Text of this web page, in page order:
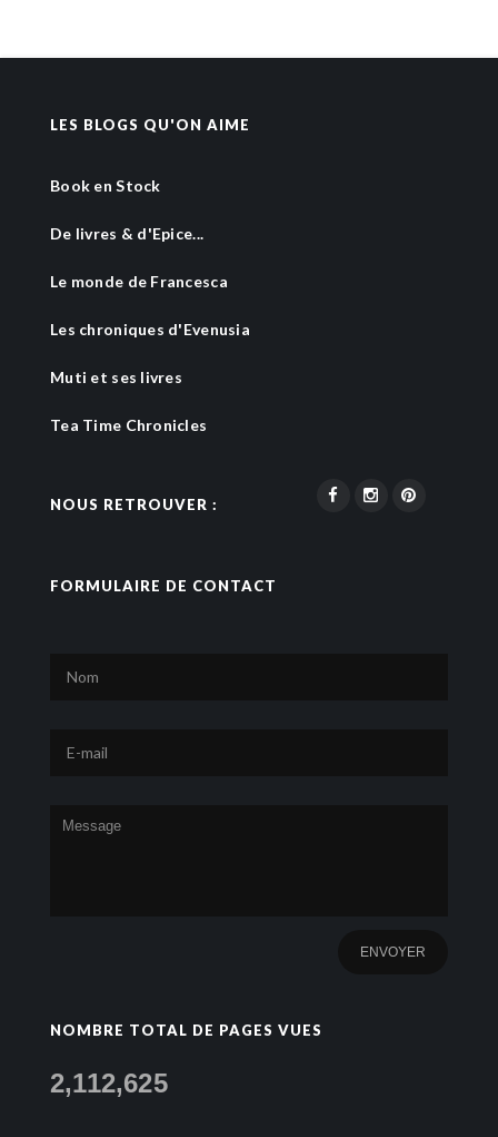
LES BLOGS QU'ON AIME
Book en Stock
De livres & d'Epice...
Le monde de Francesca
Les chroniques d'Evenusia
Muti et ses livres
Tea Time Chronicles
NOUS RETROUVER :
FORMULAIRE DE CONTACT
NOMBRE TOTAL DE PAGES VUES
2,112,625